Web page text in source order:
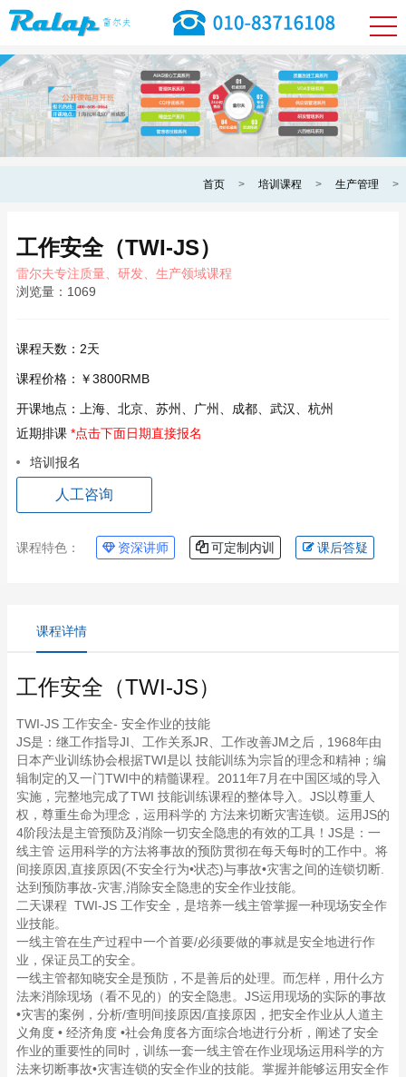
首页 > 培训课程 > 生产管理 >
工作安全（TWI-JS）
雷尔夫专注质量、研发、生产领域课程
浏览量： 1069
课程天数： 2天
课程价格： ￥3800RMB
开课地点：
上海、北京、苏州、广州、成都、武汉、杭州
近期排课 *点击下面日期直接报名
培训报名
人工咨询
课程特色： 资深讲师 可定制内训 课后答疑
课程详情
工作安全（TWI-JS）
TWI-JS 工作安全- 安全作业的技能
JS是：继工作指导JI、工作关系JR、工作改善JM之后，1968年由
日本产业训练协会根据TWI是以 技能训练为宗旨的理念和精神；编
辑制定的又一门TWI中的精髓课程。2011年7月在中国区域的导入
实施，完整地完成了TWI 技能训练课程的整体导入。JS以尊重人
权，尊重生命为理念，运用科学的 方法来切断灾害连锁。运用JS的
4阶段法是主管预防及消除一切安全隐患的有效的工具！JS是：一
线主管 运用科学的方法将事故的预防贯彻在每天每时的工作中。将
间接原因,直接原因(不安全行为•状态)与事故•灾害之间的连锁切断.
达到预防事故-灾害,消除安全隐患的安全作业技能。
二天课程 TWI-JS 工作安全，是培养一线主管掌握一种现场安全作
业技能。
一线主管在生产过程中一个首要/必须要做的事就是安全地进行作
业，保证员工的安全。
一线主管都知晓安全是预防，不是善后的处理。而怎样，用什么方
法来消除现场（看不见的）的安全隐患。JS运用现场的实际的事故
•灾害的案例，分析/查明间接原因/直接原因，把安全作业从人道主
义角度 • 经济角度 •社会角度各方面综合地进行分析，阐述了安全
作业的重要性的同时，训练一套一线主管在作业现场运用科学的方
法来切断事故•灾害连锁的安全作业的技能。掌握并能够运用安全作